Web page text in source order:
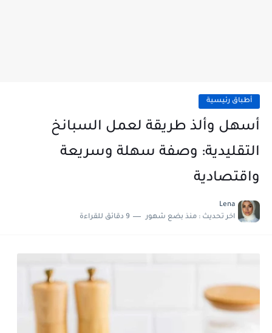
أطباق رئيسية
أسهل وألذ طريقة لعمل السبانخ
التقليدية: وصفة سهلة وسريعة
واقتصادية
Lena
اخر تحديث : منذ بضع شهور 9 دقائق للقراءة